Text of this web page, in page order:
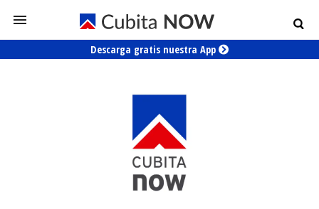
Descarga gratis nuestra App